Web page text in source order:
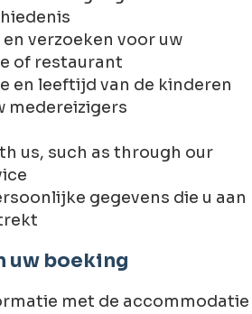
verzoeken voor uw
of restaurant
en leeftijd van de kinderen
medereizigers
us, such as through our
gegevens die u aan
uw boeking
met de accommodatie